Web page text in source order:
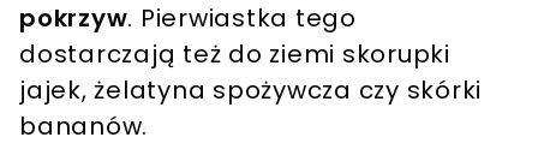
pokrzyw. Pierwiastka tego
dostarczają też do ziemi skorupki
jajek, żelatyna spożywcza czy skórki
bananów.